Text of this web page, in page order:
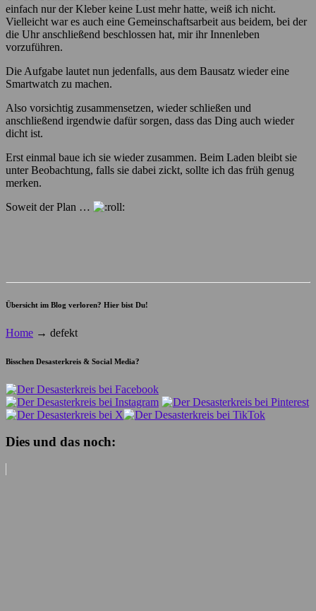
einfach nur der Kleber keine Lust mehr hatte, weiß ich nicht.
Vielleicht war es auch eine Gemeinschaftsarbeit aus beidem, bei der
die Uhr anschließend beschlossen hat, mir ihr Innenleben
vorzuführen.
Die Aufgabe lautet nun jedenfalls, aus dem Bausatz wieder eine
Smartwatch zu machen.
Also vorsichtig zusammensetzen, wieder schließen und
anschließend irgendwie dafür sorgen, dass das Ding auch wieder
dicht ist.
Erst einmal baue ich sie wieder zusammen. Beim Laden bleibt sie
unter Beobachtung, falls sie dabei zickt, sollte ich das früh genug
merken.
Soweit der Plan …
Übersicht im Blog verloren? Hier bist Du!
Home → defekt
Bisschen Desasterkreis & Social Media?
Dies und das noch: